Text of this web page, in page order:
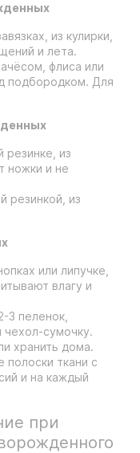
из кулирки,
и лета.
флиса или
подбородком. Для
резинке, из
ножки и не
резинкой, из
или липучке,
влагу и
3 пеленок,
чехол-сумочку.
хранить дома.
ткани с
и на каждый
при